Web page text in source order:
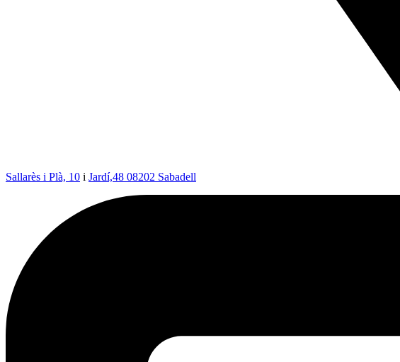
Sallarès i Plà, 10 i Jardí,48 08202 Sabadell